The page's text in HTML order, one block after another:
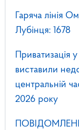
Гаряча лінія
Лубінця: 1678
Приватизація
виставили
центральній
2026 року